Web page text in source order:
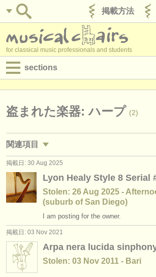
掲載方法
for classical music professionals and students
sections
求人情報 (演奏関係の職)
求人情報 (管理者関連の職)
degree courses
講習会
コンクール
盗まれた楽器
盗まれた楽器: ハープ (2)
関連項目
求人情報 (演奏関係の職): ハープ
求人情報 (教育関連の職): ハープ (1)
講習会: ハープ
degree courses: ハープ
degree courses: folk/trad harp (2)
掲載日: 30 Aug 2025
Lyon Healy Style 8 Serial
Stolen: 26 Aug 2025 -
(suburb of San Diego)
I am posting for the owner.
掲載日: 03 Nov 2021
Arpa nera lucida
Stolen: 03 Nov 2011 - Bari